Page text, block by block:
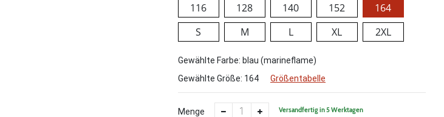
116 128 140 152
164
S
M L XL 2XL
Gewählte Farbe: blau (marineflame)
Gewählte Größe: 164 Größentabelle
Menge Versandfertig in 5 Werktagen